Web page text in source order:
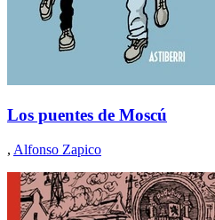
Los puentes de Moscú
, Alfonso Zapico